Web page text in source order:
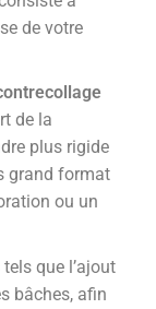
de votre
de la
plus rigide
grand format
ou un
que l’ajout
bâches, afin